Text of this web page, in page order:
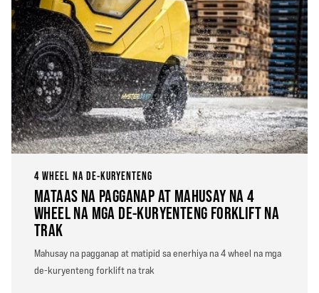
4 WHEEL NA DE-KURYENTENG
MATAAS NA PAGGANAP AT MAHUSAY NA 4
WHEEL NA MGA DE-KURYENTENG FORKLIFT NA
TRAK
Mahusay na pagganap at matipid sa enerhiya na 4 wheel na mga
de-kuryenteng forklift na trak